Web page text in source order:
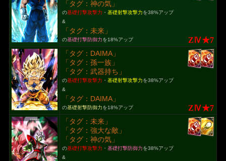
「タグ：神の気」
の基礎打撃攻撃力 ・ 基礎射撃攻撃力を38%アップ
&
「タグ：未来」
の基礎打撃防御力を18%アップ ZⅣ★7
「タグ：DAIMA」
「タグ：孫一族」
「タグ：武器持ち」
の基礎打撃攻撃力 ・ 基礎射撃攻撃力を38%アップ
&
「タグ：DAIMA」
の基礎射撃防御力を18%アップ ZⅣ★7
「タグ：未来」
「タグ：強大な敵」
「タグ：神の気」
の基礎打撃攻撃力 ・ 基礎打撃防御力を38%アップ
&